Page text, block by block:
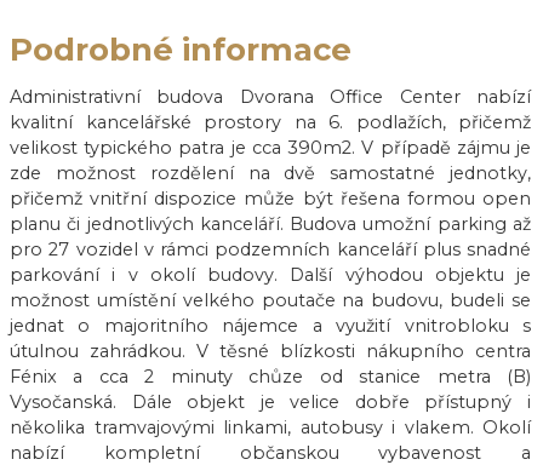
Podrobné informace
Administrativní budova Dvorana Office Center nabízí
kvalitní kancelářské prostory na 6. podlažích, přičemž
velikost typického patra je cca 390m2. V případě zájmu je
zde možnost rozdělení na dvě samostatné jednotky,
přičemž vnitřní dispozice může být řešena formou open
planu či jednotlivých kanceláří. Budova umožní parking až
pro 27 vozidel v rámci podzemních kanceláří plus snadné
parkování i v okolí budovy. Další výhodou objektu je
možnost umístění velkého poutače na budovu, budeli se
jednat o majoritního nájemce a využití vnitrobloku s
útulnou zahrádkou. V těsné blízkosti nákupního centra
Fénix a cca 2 minuty chůze od stanice metra (B)
Vysočanská. Dále objekt je velice dobře přístupný i
několika tramvajovými linkami, autobusy i vlakem. Okolí
nabízí kompletní občanskou vybavenost a